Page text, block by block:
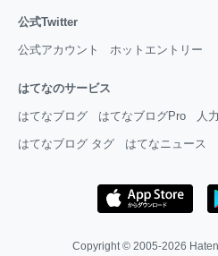
公式Twitter
公式アカウント ホットエントリー
はてなのサービス
はてなブログ はてなブログPro 人
はてなブログ タグ はてなニュース
Copyright © 2005-2026